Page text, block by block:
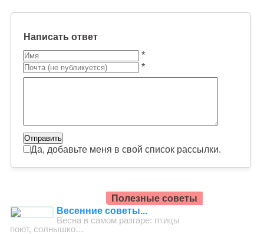
Написать ответ
*
*
Да, добавьте меня в свой список рассылки.
Полезные советы
Весенние советы...
Весна в самом разгаре: птицы
поют, солнышко…